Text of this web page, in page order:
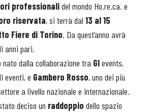
professionalidel mondo Ho.re.ca. e
riservata, si terrà dal 13 al 15
Fiere di Torino. Da quest’anno avrà
anni pari.
nato dalla collaborazione tra Glevents,
eventi, e Gambero Rosso, uno dei più
a livello nazionale e internazionale.
deciso un raddoppio dello spazio